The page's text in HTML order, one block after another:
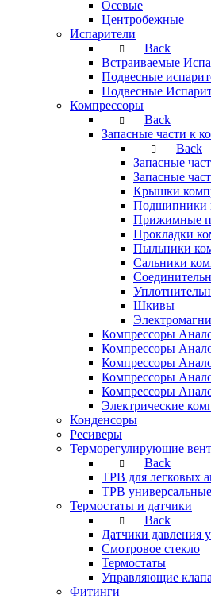
Осевые
Центробежные
Испарители
Back
Встраиваемые
Подвесные
Подвесные
Компрессоры
Back
Запасные части к
Back
Запасные
Запасные
Крышки
Подшипники
Прижимные
Прокладки
Пыльники
Сальники
Шкивы
Компрессоры
Компрессоры
Компрессоры
Компрессоры
Компрессоры
Электрические
Конденсоры
Ресиверы
Терморегулирующие
Back
ТРВ для легковых
ТРВ универсальные
Термостаты и датчики
Back
Датчики давления
Смотровое стекло
Термостаты
Управляющие
Фитинги